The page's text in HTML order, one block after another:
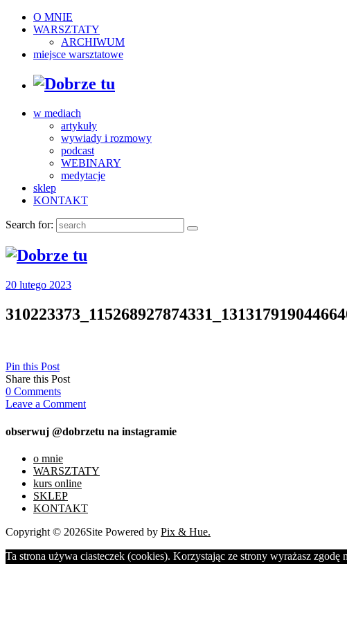
O MNIE
WARSZTATY
ARCHIWUM
miejsce warsztatowe
w mediach
artykuły
wywiady i rozmowy
podcast
WEBINARY
medytacje
sklep
KONTAKT
Search for:
20 lutego 2023
Pin this Post
Share this Post
0 Comments
Leave a Comment
obserwuj @dobrzetu na instagramie
o mnie
WARSZTATY
kurs online
SKLEP
KONTAKT
Copyright © 2026Site Powered by Pix & Hue.
Ta strona używa ciasteczek (cookies). Korzystając ze strony wyrażasz